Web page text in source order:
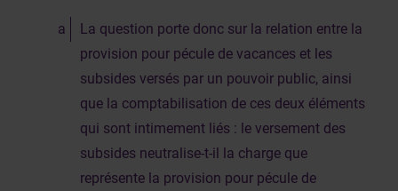
La question porte donc sur la relation entre la
provision pour pécule de vacances et les
subsides versés par un pouvoir public, ainsi
que la comptabilisation de ces deux éléments
qui sont intimement liés : le versement des
subsides neutralise-t-il la charge que
représente la provision pour pécule de